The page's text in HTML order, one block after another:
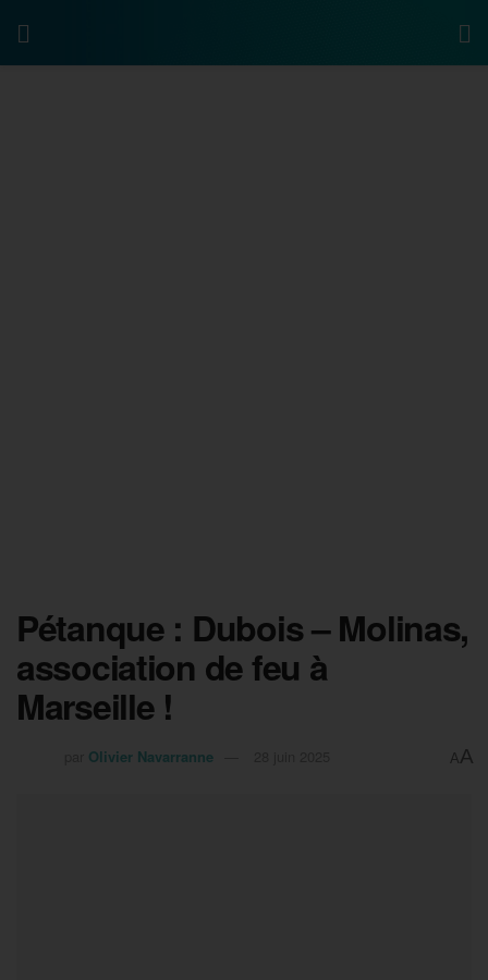
Pétanque : Dubois – Molinas,
association de feu à
Marseille !
Olivier Navarranne AA